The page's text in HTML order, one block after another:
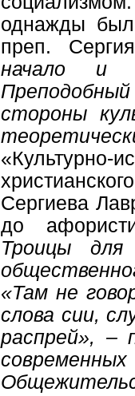
однажды
преп.
начало и
стороны
Сергиева
до
Троицы для
«Там не
слова сии,
распрей», –